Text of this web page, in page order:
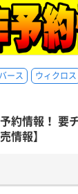
ース
ウィクロス
約情報！ 要
情報】